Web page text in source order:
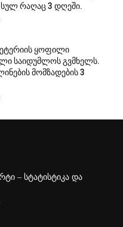
რაღაც 3 დღეში.
ყოფილი
საიდუმლოს გვმხელს.
მომზადების 3
– სტატისტიკა და